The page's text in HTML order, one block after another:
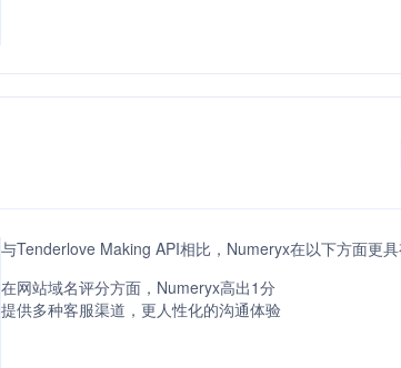
与Tenderlove Making API相比，Numeryx在以下方面更具
在网站域名评分方面，Numeryx高出1分
提供多种客服渠道，更人性化的沟通体验